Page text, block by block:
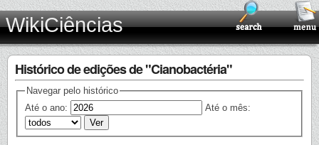
WikiCiências
Histórico de edições de "Cianobactéria"
Navegar pelo histórico
Até o ano:
Até o mês: